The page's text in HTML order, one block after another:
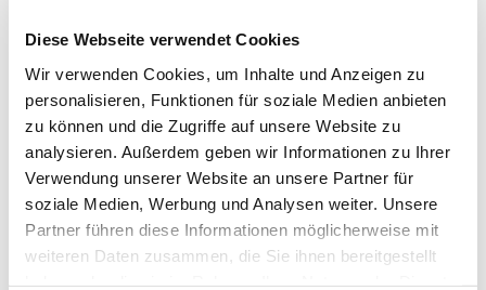
Diese Webseite verwendet Cookies
Wir verwenden Cookies, um Inhalte und Anzeigen zu
personalisieren, Funktionen für soziale Medien anbieten
zu können und die Zugriffe auf unsere Website zu
analysieren. Außerdem geben wir Informationen zu Ihrer
Verwendung unserer Website an unsere Partner für
soziale Medien, Werbung und Analysen weiter. Unsere
Partner führen diese Informationen möglicherweise mit
weiteren Daten zusammen, die Sie ihnen bereitgestellt